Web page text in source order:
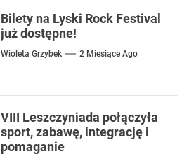
Bilety na Lyski Rock Festival
już dostępne!
Wioleta Grzybek 2 Miesiące Ago
VIII Leszczyniada połączyła
sport, zabawę, integrację i
pomaganie